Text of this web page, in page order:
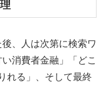
、人は次第に検索ワ
消費者金融」「どこ
れる」、そして最終